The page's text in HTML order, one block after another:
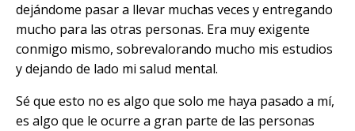
dejándome pasar a llevar muchas veces y entregando
mucho para las otras personas. Era muy exigente
conmigo mismo, sobrevalorando mucho mis estudios
y dejando de lado mi salud mental.
Sé que esto no es algo que solo me haya pasado a mí,
es algo que le ocurre a gran parte de las personas